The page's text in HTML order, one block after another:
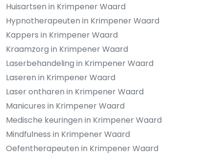
Huisartsen in Krimpener Waard
Hypnotherapeuten in Krimpener Waard
Kappers in Krimpener Waard
Kraamzorg in Krimpener Waard
Laserbehandeling in Krimpener Waard
Laseren in Krimpener Waard
Laser ontharen in Krimpener Waard
Manicures in Krimpener Waard
Medische keuringen in Krimpener Waard
Mindfulness in Krimpener Waard
Oefentherapeuten in Krimpener Waard